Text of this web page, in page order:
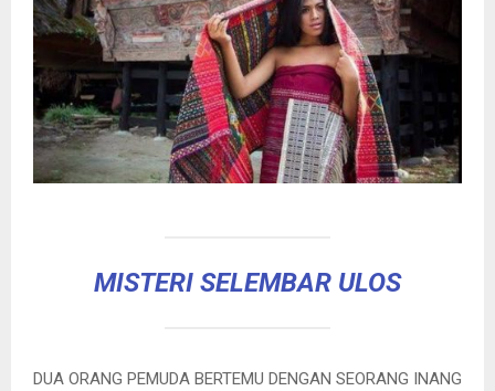
MISTERI SELEMBAR ULOS
DUA ORANG PEMUDA BERTEMU DENGAN SEORANG INANG